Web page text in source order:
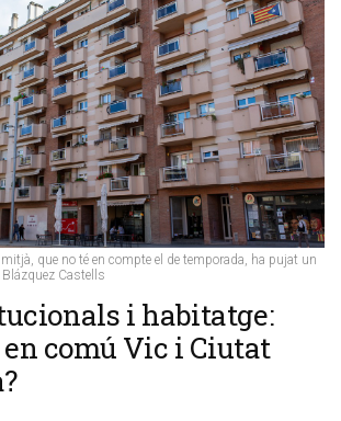
que no té en compte el de temporada, ha pujat un
Castells
i habitatge:
comú Vic i Ciutat